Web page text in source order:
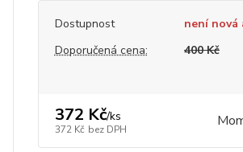
Dostupnost
není
Doporučená cena:
400 Kč
372 Kč/ks
372 Kč bez DPH